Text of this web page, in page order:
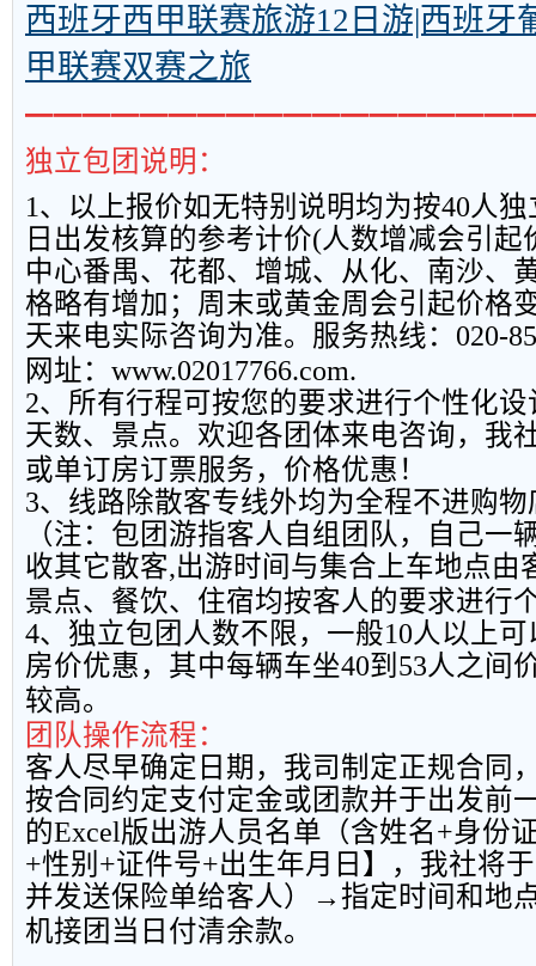
西班牙西甲联赛旅游12日游|西班牙
甲联赛双赛之旅
独立包团说明：
1、以上报价如无特别说明均为按40人独
日出发核算的参考计价(人数增减会引起
中心番禺、花都、增城、从化、南沙、
格略有增加；周末或黄金周会引起价格
天来电实际咨询为准。服务热线： 020-
网址： www.02017766.com.
2、所有行程可按您的要求进行个性化
天数、景点。欢迎各团体来电咨询，我
或单订房订票服务，价格优惠！
3、线路除散客专线外均为全程不进购
（注：包团游指客人自组团队，自己一
收其它散客,出游时间与集合上车地点由
景点、餐饮、住宿均按客人的要求进行
4、独立包团人数不限，一般10人以上
房价优惠，其中每辆车坐40到 53人之间
较高。
团队操作流程：
客人尽早确定日期，我司制定正规合同
按合同约定支付定金或团款并于出发前
的Excel版出游人员名单（含姓名+身份
+性别 +证件号+出生年月日】，我社将
并发送保险单给客人）→指定时间和地
机接团当日付清余款。